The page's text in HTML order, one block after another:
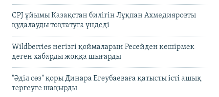
CPJ ұйымы Қазақстан билігін Лұқпан Ахмедияровты
қудалауды тоқтатуға үндеді
Wildberries негізгі қоймаларын Ресейден көшірмек
деген хабарды жоққа шығарды
"Әділ сөз" қоры Динара Егеубаеваға қатысты істі ашық
тергеуге шақырды